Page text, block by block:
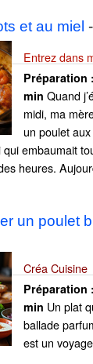
et au miel -
Entrez dans
Préparation :
min Quand
midi, ma
un poulet
embaumait
heures.
un poulet
Créa Cuisine
Préparation :
min Un plat
ballade
est un